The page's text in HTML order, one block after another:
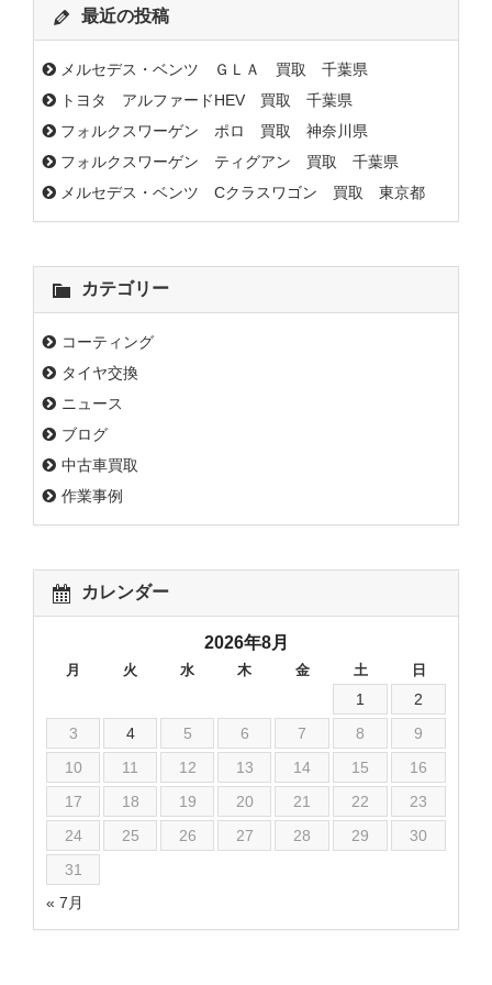
最近の投稿
メルセデス・ベンツ ＧＬＡ 買取 千葉県
トヨタ アルファードHEV 買取 千葉県
フォルクスワーゲン ポロ 買取 神奈川県
フォルクスワーゲン ティグアン 買取 千葉県
メルセデス・ベンツ Cクラスワゴン 買取 東京都
カテゴリー
コーティング
タイヤ交換
ニュース
ブログ
中古車買取
作業事例
カレンダー
2026年8月
月 火 水 木 金 土 日
« 7月
1
2
3
4 5 6 7 8
9
10
11 12 13 14 15
16
17
18 19 20 21 22
23
24
25 26 27 28 29
30
31